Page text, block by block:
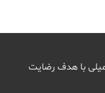
با هدف رضایت